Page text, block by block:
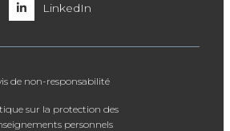
LinkedIn
de non-responsabilité
sur la protection des
personnels